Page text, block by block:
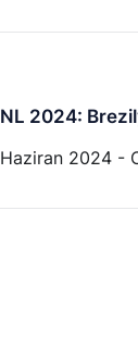
2024:
2024 -